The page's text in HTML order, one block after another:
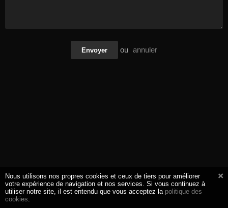
Envoyer ou annuler
Nous utilisons nos propres cookies et ceux de tiers pour améliorer
votre expérience de navigation et nos services. Si vous continuez à
utiliser notre site, il est entendu que vous acceptez la politique des
cookies.